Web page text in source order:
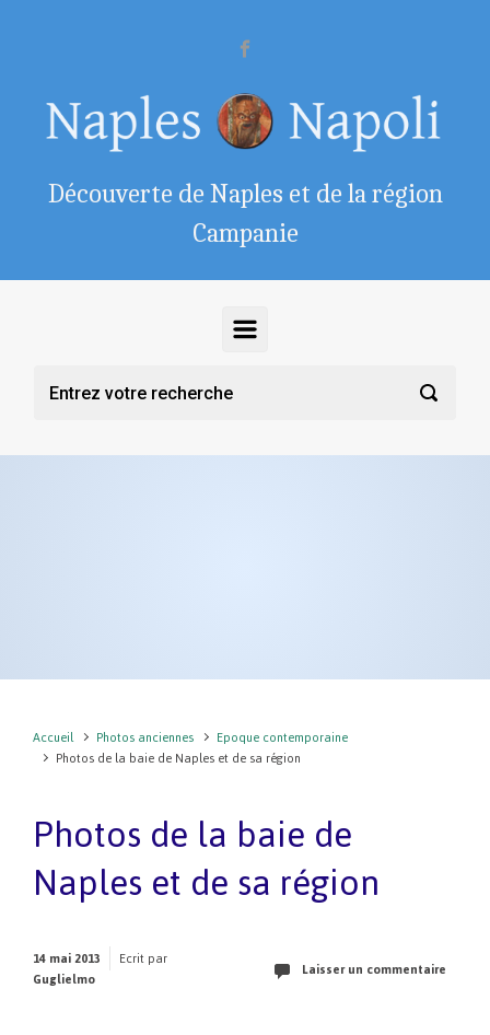
Découverte de Naples et de la région
Campanie
Accueil Photos anciennes
Epoque contemporaine
Photos de la baie de Naples et de sa région
Photos de la baie de
Naples et de sa région
14 mai 2013
Ecrit par
Guglielmo
Laisser un commentaire